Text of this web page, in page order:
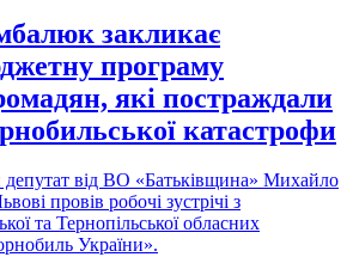
закликає
програму
які постраждали
катастрофи
від ВО «Батьківщина» Михайло
провів робочі зустрічі з
та Тернопільської обласних
України».